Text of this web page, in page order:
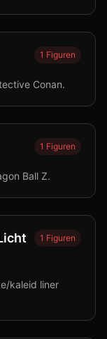
1 Figuren
Conan.
1 Figuren
Ball Z.
1 Figuren
kaleid liner